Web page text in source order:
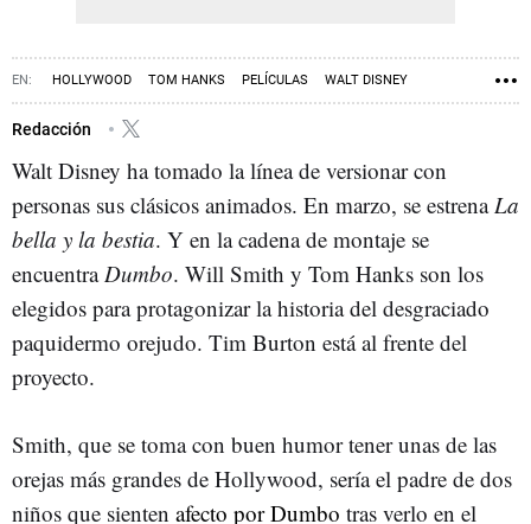
HOLLYWOOD TOM HANKS PELÍCULAS WALT DISNEY
WILL SMITH
Redacción
Walt Disney ha tomado la línea de versionar con
personas sus clásicos animados. En marzo, se estrenaLa
bella y la bestia. Y en la cadena de montaje se
encuentraDumbo. Will Smith y Tom Hanks son los
elegidos para protagonizar la historia del desgraciado
paquidermo orejudo. Tim Burton está al frente del
proyecto.
Smith, que se toma con buen humor tener unas de las
orejas más grandes de Hollywood, sería el padre de dos
niños que sienten afecto por Dumbo tras verlo en el